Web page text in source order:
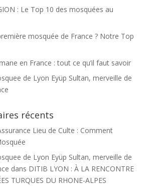
: Le Top 10 des mosquées au
mosquée de France ? Notre Top
en France : tout ce qu’il faut savoir
de Lyon Eyüp Sultan, merveille de
récents
Lieu de Culte : Comment
de Lyon Eyüp Sultan, merveille de
dans DITIB LYON : À LA RENCONTRE
TURQUES DU RHONE-ALPES